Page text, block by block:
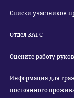
Списки участников
Отдел ЗАГС
Оцените работу
Информация для
постоянного